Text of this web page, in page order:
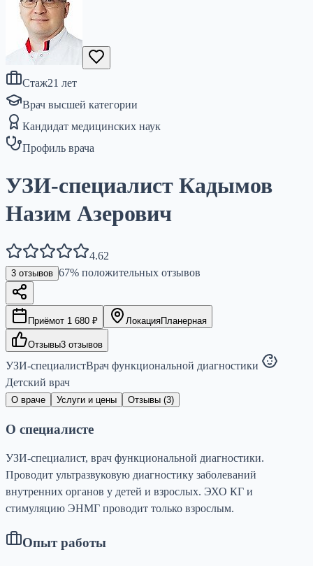
Стаж21 лет
Врач высшей категории
Кандидат медицинских наук
Профиль врача
УЗИ-специалист Кадымов
Назим Азерович
4.62
3 отзывов 67% положительных отзывов
Приёмот 1 680 ₽ ЛокацияПланерная
Отзывы3 отзывов
УЗИ-специалистВрач функциональной диагностики
Детский врач
О враче Услуги и цены Отзывы (3)
О специалисте
УЗИ-специалист, врач функциональной диагностики.
Проводит ультразвуковую диагностику заболеваний
внутренних органов у детей и взрослых. ЭХО КГ и
стимуляцию ЭНМГ проводит только взрослым.
Опыт работы